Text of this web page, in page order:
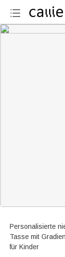
Personalisierte
Tasse mit
für Kinder